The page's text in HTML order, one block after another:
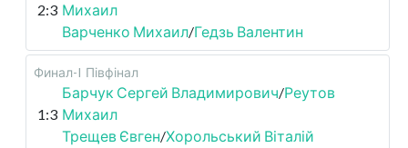
2:3 Михаил
Варченко Михаил/Гедзь Валентин
Финал-I Півфінал
1:3
Барчук Сергей Владимирович/Реутов
Михаил
Трещев Євген/Хорольський Віталій